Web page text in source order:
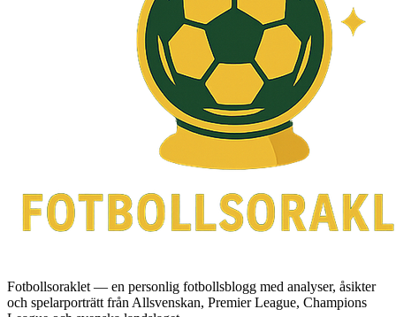
Fotbollsoraklet — en personlig fotbollsblogg med analyser, åsikter
och spelarporträtt från Allsvenskan, Premier League, Champions